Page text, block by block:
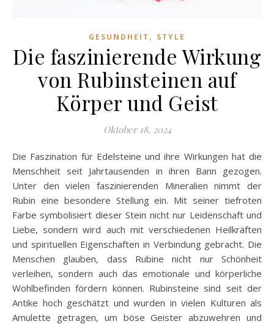
GESUNDHEIT , STYLE
Die faszinierende Wirkung
von Rubinsteinen auf
Körper und Geist
Oktober 18, 2024
Die Faszination für Edelsteine und ihre Wirkungen hat die
Menschheit seit Jahrtausenden in ihren Bann gezogen.
Unter den vielen faszinierenden Mineralien nimmt der
Rubin eine besondere Stellung ein. Mit seiner tiefroten
Farbe symbolisiert dieser Stein nicht nur Leidenschaft und
Liebe, sondern wird auch mit verschiedenen Heilkräften
und spirituellen Eigenschaften in Verbindung gebracht. Die
Menschen glauben, dass Rubine nicht nur Schönheit
verleihen, sondern auch das emotionale und körperliche
Wohlbefinden fördern können. Rubinsteine sind seit der
Antike hoch geschätzt und wurden in vielen Kulturen als
Amulette getragen, um böse Geister abzuwehren und